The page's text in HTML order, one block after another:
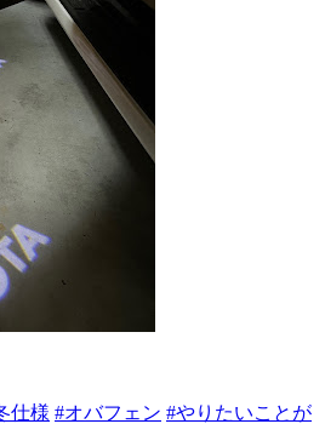
仕様 #オバフェン #やりたいことが